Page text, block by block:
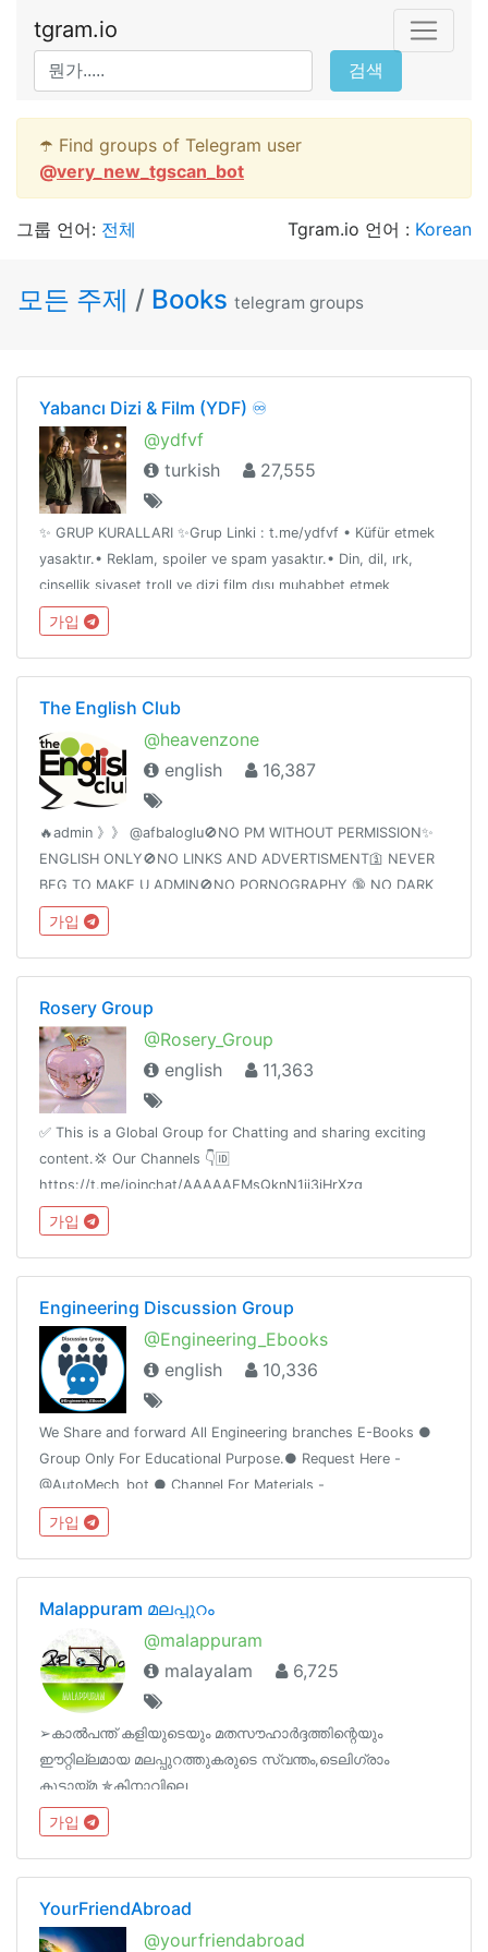
tgram.io
검색
☂️ Find groups of Telegram user
@very_new_tgscan_bot
그룹 언어: 전체 Tgram.io 언어 : Korean
모든 주제 / Books telegram groups
Yabancı Dizi & Film (YDF) ♾
@ydfvf
turkish
27,555
✨ GRUP KURALLARI ✨Grup Linki : t.me/ydfvf • Küfür etmek
yasaktır.• Reklam, spoiler ve spam yasaktır.• Din, dil, ırk,
cinsellik siyaset troll ve dizi film dışı muhabbet etmek
yasaktır.• Özelden link paylaşımı ve kişileri rahatsız etmek
yasaktır
가입
The English Club
@heavenzone
english
16,387
🔥admin 》》 @afbaloglu🚫NO PM WITHOUT PERMISSION✨
ENGLISH ONLY🚫NO LINKS AND ADVERTISMENT🛐 NEVER
BEG TO MAKE U ADMIN🚫NO PORNOGRAPHY 🔞 NO DARK
SOUL MEMES. ✨BE NICE, HAVE FUN🌠 TYPE @admin TO
REPORT🚫NO RELIGIOUS🔞 🚭 🚱
가입
Rosery Group
@Rosery_Group
english
11,363
✅ This is a Global Group for Chatting and sharing exciting
content.💢 Our Channels 👇🆔
https://t.me/joinchat/AAAAAEMsQknN1ii3iHrXzg
가입
Engineering Discussion Group
@Engineering_Ebooks
english
10,336
We Share and forward All Engineering branches E-Books ●
Group Only For Educational Purpose.● Request Here -
@AutoMech_bot ● Channel For Materials -
@Engineering_Ebooks1● DMCA / Copyright Claim -
@DmcaCRCRoBot● Powered By @AdsFather
가입
Malappuram മലപ്പുറം
@malappuram
malayalam
6,725
➢കാൽപന്ത് കളിയുടെയും മതസൗഹാർദ്ദത്തിന്റെയും
ഈറ്റില്ലമായ മലപ്പുറത്തുകരുടെ സ്വന്തം,ടെലിഗ്രാം
കൂട്ടായ്മ ✯കിനാവിലെ
മലപ്പുറം✯@malappuramരാഷ്ട്രീയമതജാതിഭേദമന്യേ ആർക്കും
അംഗമാകാം ➢ ➢ ➢യഥാർത്ഥ ചിന്തകർ 👉
@RightThinkersമലപ്പുറം ന്യൂസ് 👉 @MalappuramChannel
가입
YourFriendAbroad
@yourfriendabroad